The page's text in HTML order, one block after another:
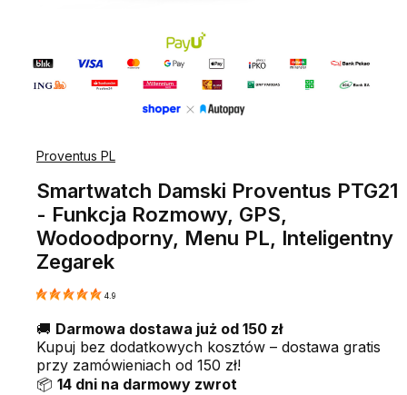
Proventus PL
Smartwatch Damski Proventus PTG21
- Funkcja Rozmowy, GPS,
Wodoodporny, Menu PL, Inteligentny
Zegarek
4.9
🚚 Darmowa dostawa już od 150 zł
Kupuj bez dodatkowych kosztów – dostawa gratis
przy zamówieniach od 150 zł!
📦 14 dni na darmowy zwrot